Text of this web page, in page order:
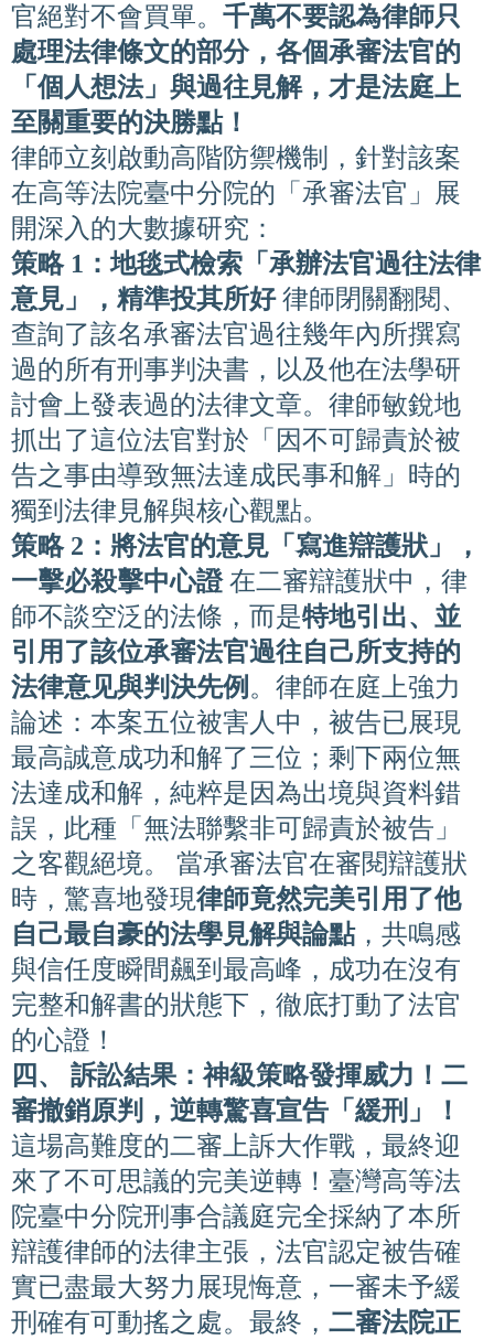
官絕對不會買單。 千萬不要認為律師只
處理法律條文的部分，各個承審法官的
「個人想法」與過往見解，才是法庭上
至關重要的決勝點！
律師立刻啟動高階防禦機制，針對該案
在高等法院臺中分院的「承審法官」展
開深入的大數據研究：
策略 1：地毯式檢索「承辦法官過往法律
意見」，精準投其所好律師閉關翻閱、
查詢了該名承審法官過往幾年內所撰寫
過的所有刑事判決書，以及他在法學研
討會上發表過的法律文章。律師敏銳地
抓出了這位法官對於「因不可歸責於被
告之事由導致無法達成民事和解」時的
獨到法律見解與核心觀點。
策略 2：將法官的意見「寫進辯護狀」，
一擊必殺擊中心證在二審辯護狀中，律
師不談空泛的法條，而是特地引出、並
引用了該位承審法官過往自己所支持的
法律意见與判決先例 。律師在庭上強力
論述：本案五位被害人中，被告已展現
最高誠意成功和解了三位；剩下兩位無
法達成和解，純粹是因為出境與資料錯
誤，此種「無法聯繫非可歸責於被告」
之客觀絕境。 當承審法官在審閱辯護狀
時，驚喜地發現律師竟然完美引用了他
自己最自豪的法學見解與論點，共鳴感
與信任度瞬間飆到最高峰，成功在沒有
完整和解書的狀態下，徹底打動了法官
的心證！
四、 訴訟結果：神級策略發揮威力！二
審撤銷原判，逆轉驚喜宣告「緩刑」！
這場高難度的二審上訴大作戰，最終迎
來了不可思議的完美逆轉！臺灣高等法
院臺中分院刑事合議庭完全採納了本所
辯護律師的法律主張，法官認定被告確
實已盡最大努力展現悔意，一審未予緩
刑確有可動搖之處。最終， 二審法院正